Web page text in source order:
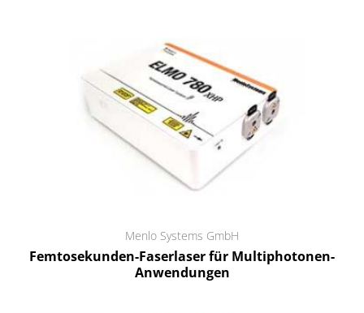
Menlo Systems GmbH
Femtosekunden-Faserlaser für Multiphotonen-
Anwendungen